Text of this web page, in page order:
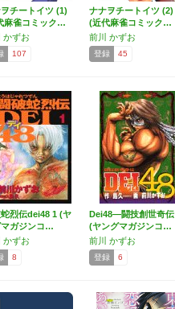
チートイツ (1)
麻雀コミック…
かずお
107
ナナヲチートイツ (2)
(近代麻雀コミック…
前川 かずお
登録 45
蛇烈伝dei48 1 (ヤ
マガジンコ…
かずお
8
Dei48―闘技創世奇伝
(ヤングマガジンコ…
前川 かずお
登録 6